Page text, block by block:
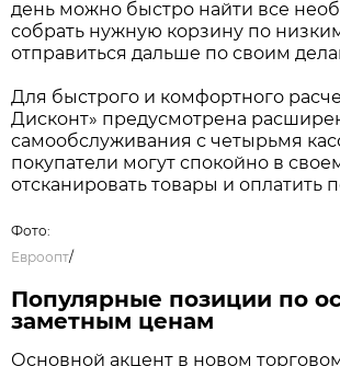
Чем «Хит! Дисконт»
привычного «Хит!»?
«Хит! Дисконт» — это не просто
оформление, а другая модель
созданная для удобных и быстрых
покупок по ценам жесткого
000 наименований самых
позиций: молоко, яйца, хлеб,
фрукты, товары для семьи и дома.
день можно быстро найти все
собрать нужную корзину по
отправиться дальше по своим